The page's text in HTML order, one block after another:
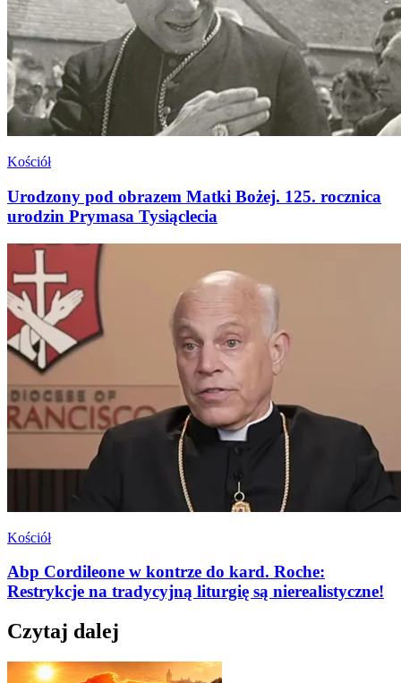
Kościół
Urodzony pod obrazem Matki Bożej. 125. rocznica
urodzin Prymasa Tysiąclecia
Kościół
Abp Cordileone w kontrze do kard. Roche:
Restrykcje na tradycyjną liturgię są nierealistyczne!
Czytaj dalej